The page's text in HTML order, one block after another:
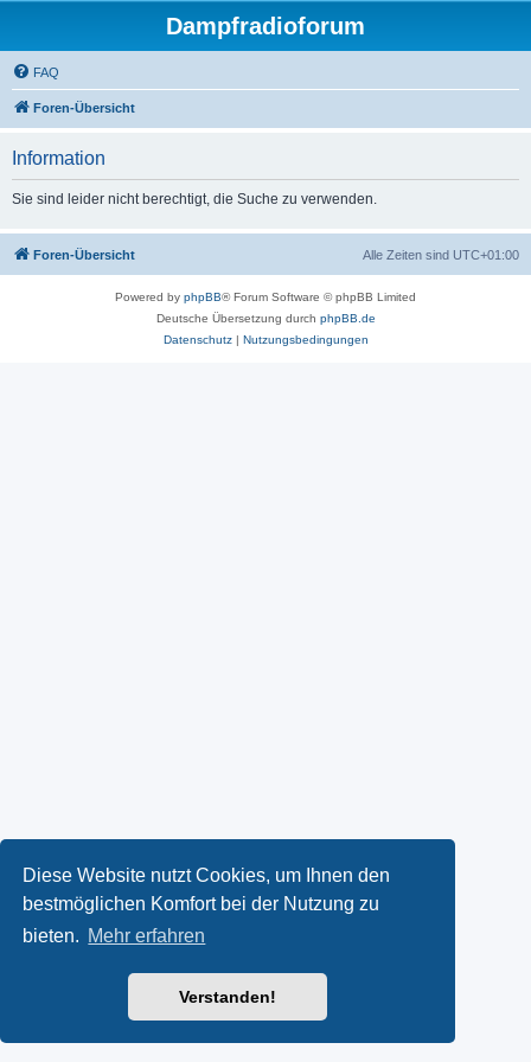
Diese Website nutzt Cookies, um Ihnen den
bestmöglichen Komfort bei der Nutzung zu
bieten. Mehr erfahren
Verstanden!
Dampfradioforum
FAQ
Foren-Übersicht
Information
Sie sind leider nicht berechtigt, die Suche zu verwenden.
Foren-Übersicht Alle Zeiten sind UTC+01:00
Powered by phpBB® Forum Software © phpBB Limited
Deutsche Übersetzung durch phpBB.de
Datenschutz| Nutzungsbedingungen